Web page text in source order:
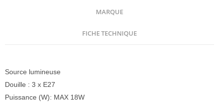
MARQUE
FICHE TECHNIQUE
Source lumineuse
Douille : 3 x E27
Puissance (W): MAX 18W